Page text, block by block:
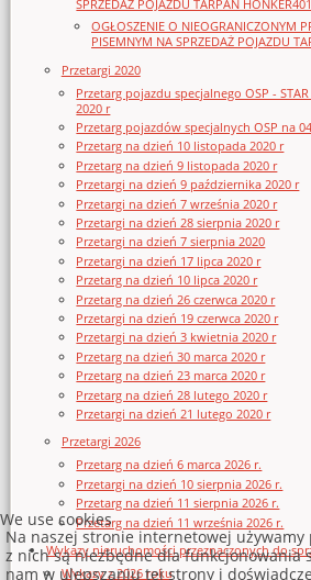
SPRZEDAŻ POJAZDU TARPAN
OGŁOSZENIE O NIEOGRANICZONYM
PISEMNYM NA SPRZEDAŻ POJAZDU
Przetargi 2020
Przetarg pojazdu specjalnego OSP -
2020 r
Przetarg pojazdów specjalnych OSP na
Przetarg na dzień 10 listopada 2020 r
Przetarg na dzień 9 listopada 2020 r
Przetargi na dzień 9 października 2020 r
Przetargi na dzień 7 września 2020 r
Przetargi na dzień 28 sierpnia 2020 r
Przetargi na dzień 7 sierpnia 2020
Przetargi na dzień 17 lipca 2020 r
Przetarg na dzień 10 lipca 2020 r
Przetarg na dzień 26 czerwca 2020 r
Przetargi na dzień 19 czerwca 2020 r
Przetargi na dzień 3 kwietnia 2020 r
Przetarg na dzień 30 marca 2020 r
Przetarg na dzień 23 marca 2020 r
Przetarg na dzień 28 lutego 2020 r
Przetargi na dzień 21 lutego 2020 r
Przetargi 2026
Przetarg na dzień 6 marca 2026 r.
Przetargi na dzień 10 sierpnia 2026 r.
Przetarg na dzień 11 sierpnia 2026 r.
Przetarg na dzień 11 września 2026 r.
Wykazy nieruchomości przeznaczonych do
Wykazy z 2026 roku
We use cookies
Na naszej stronie internetowej używamy
z nich są niezbędne dla funkcjonowania
nam w ulepszaniu tej strony i